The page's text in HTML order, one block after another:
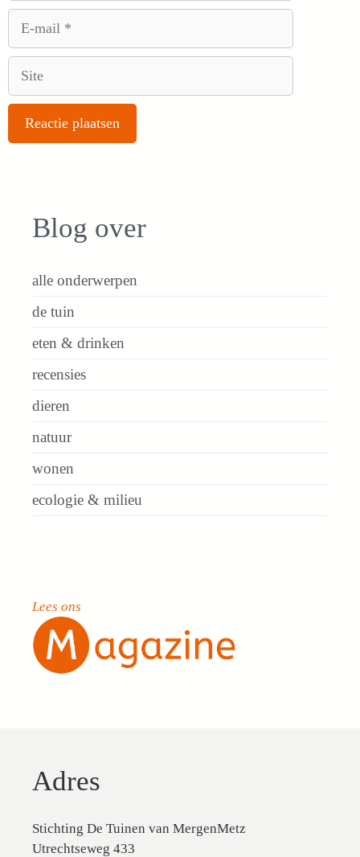
Blog over
alle onderwerpen
de tuin
eten & drinken
recensies
dieren
natuur
wonen
ecologie & milieu
Lees ons
Adres
Stichting De Tuinen van MergenMetz
Utrechtseweg 433